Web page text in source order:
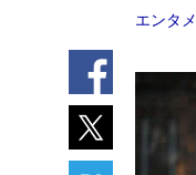
エンタメ